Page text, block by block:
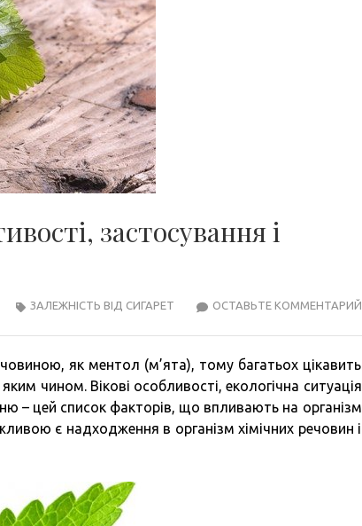
застосування і
ОСТАВЬТЕ КОММЕНТАРИЙ
ЗАЛЕЖНІСТЬ ВІД СИГАРЕТ
як ментол (м’ята), тому багатьох цікавить
чином. Вікові особливості, екологічна ситуація
– цей список факторів, що впливають на організм
є надходження в організм хімічних речовин і